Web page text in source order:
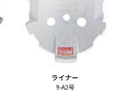
ライナー
9-A2号